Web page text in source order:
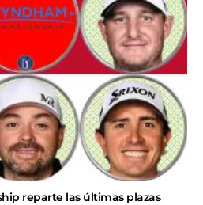
reparte las últimas plazas